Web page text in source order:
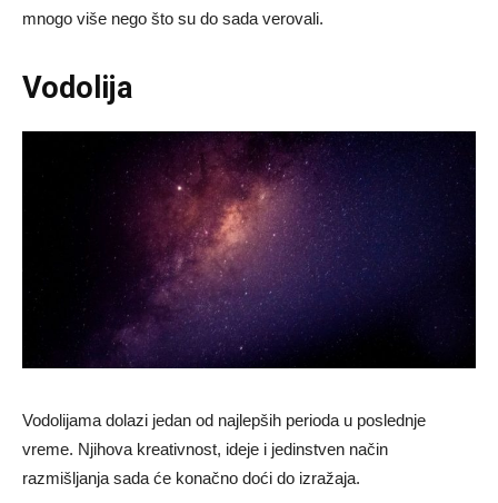
mnogo više nego što su do sada verovali.
Vodolija
Vodolijama dolazi jedan od najlepših perioda u poslednje
vreme. Njihova kreativnost, ideje i jedinstven način
razmišljanja sada će konačno doći do izražaja.